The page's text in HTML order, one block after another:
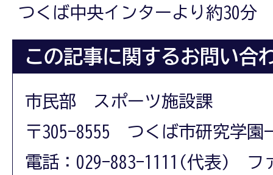
つくば中央インターより約30分
この記事に関するお問い合
市民部 スポーツ施設課
〒305-8555 つくば市研究学園
電話：029-883-1111(代表) フ